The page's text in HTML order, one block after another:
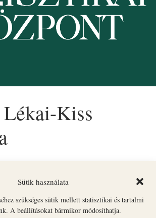
Sütik használata
szükséges sütik mellett statisztikai és tartalmi
A beállításokat bármikor módosíthatja.
Lékai-Kiss
várnegyed
nagykövete lett
Ramóna